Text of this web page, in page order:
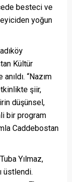
besteci ve
yoğun
Kültür
“Nazım
şiir,
düşünsel,
bir program
Caddebostan
Yılmaz,
üstlendi.